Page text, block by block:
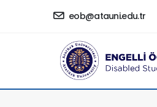
eob@atauni.edu.tr